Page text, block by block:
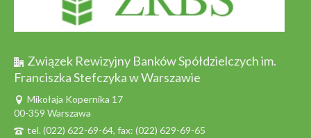
Związek Rewizyjny Banków Spółdzielczych im.
Franciszka Stefczyka w Warszawie
Mikołaja Kopernika 17
00-359 Warszawa
tel. (022) 622-69-64, fax: (022) 629-69-65